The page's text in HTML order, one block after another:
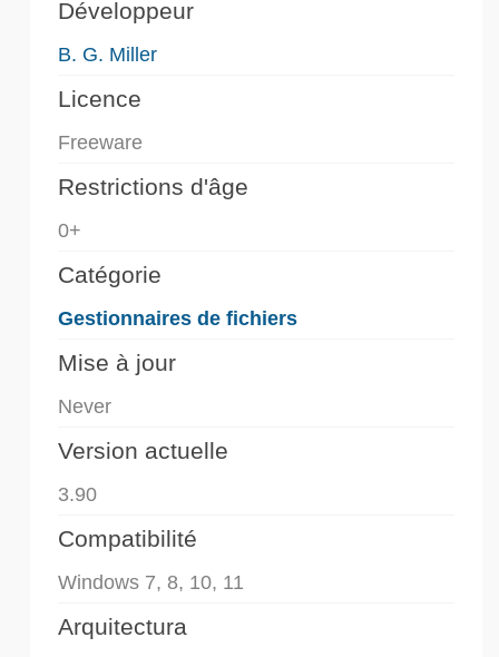
Développeur
B. G. Miller
Licence
Freeware
Restrictions d'âge
0+
Catégorie
Gestionnaires de fichiers
Mise à jour
Never
Version actuelle
3.90
Compatibilité
Windows 7, 8, 10, 11
Arquitectura